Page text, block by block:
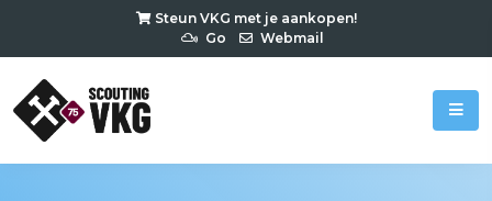
Steun VKG met je aankopen!
Go
Webmail